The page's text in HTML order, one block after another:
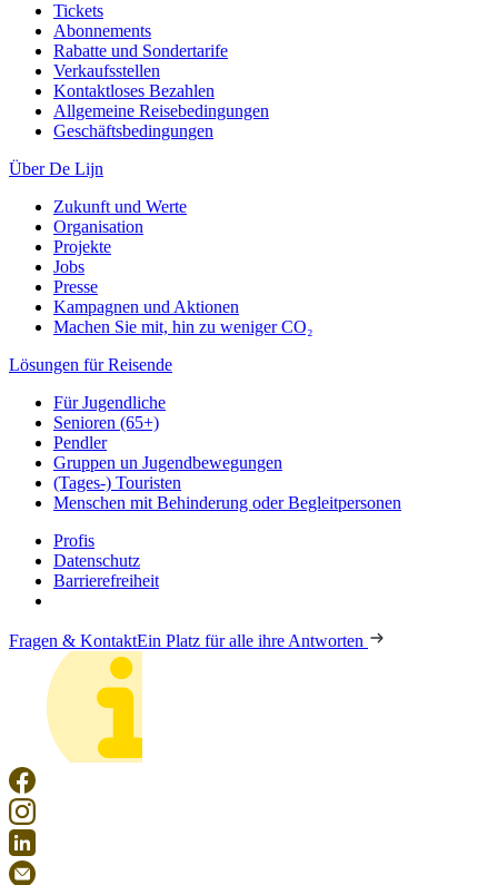
Tickets
Abonnements
Rabatte und Sondertarife
Verkaufsstellen
Kontaktloses Bezahlen
Allgemeine Reisebedingungen
Geschäftsbedingungen
Über De Lijn
Zukunft und Werte
Organisation
Projekte
Jobs
Presse
Kampagnen und Aktionen
Machen Sie mit, hin zu weniger CO₂
Lösungen für Reisende
Für Jugendliche
Senioren (65+)
Pendler
Gruppen un Jugendbewegungen
(Tages-) Touristen
Menschen mit Behinderung oder Begleitpersonen
Profis
Datenschutz
Barrierefreiheit
Fragen & KontaktEin Platz für alle ihre Antworten